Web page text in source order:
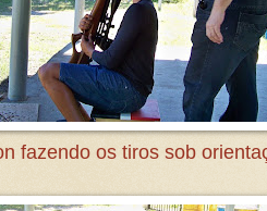
fazendo os tiros sob